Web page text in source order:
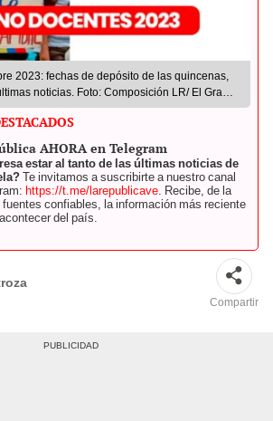
2023: fechas de depósito de las quincenas,
noticias. Foto: Composición LR/ El Gran
AHORA en Telegram
estar al tanto de las últimas noticias de
Te invitamos a suscribirte a nuestro canal
https://t.me/larepublicave . Recibe, de la
fuentes confiables, la información más reciente
del país.
Compartir